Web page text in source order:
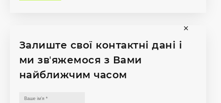
Залиште свої контактні дані і
ми звʼяжемося з Вами
найближчим часом